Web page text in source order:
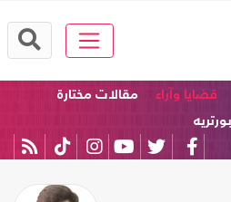
قضايا وآراء
مقالات مختارة
بورتريه